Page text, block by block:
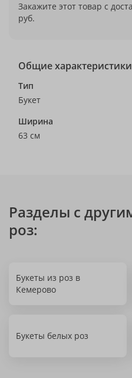
Закажите этот товар с
руб.
Общие характеристики
Тип
Букет
Ширина
63 см
Разделы с
роз:
Букеты из роз в
Кемерово
Букеты белых роз